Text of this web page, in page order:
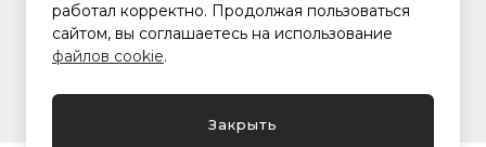
Политика конфиденциальности
работал корректно. Продолжая пользоваться
сайтом, вы соглашаетесь на использование
файлов cookie.
Закрыть